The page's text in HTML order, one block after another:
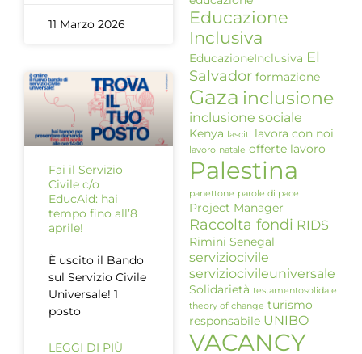
11 Marzo 2026
Fai il Servizio
Civile c/o
EducAid: hai
tempo fino all’8
aprile!
È uscito il Bando
sul Servizio Civile
Universale! 1
posto
LEGGI DI PIÙ
Educazione
Inclusiva
EducazioneInclusiva El
Salvador formazione
Gaza inclusione
inclusione sociale
Kenya lasciti lavora con noi
lavoro natale offerte lavoro
Palestina
panettone parole di pace
Project Manager
Raccolta fondi RIDS
Rimini Senegal
serviziocivile
serviziocivileuniversale
Solidarietà testamentosolidale
theory of change turismo
responsabile UNIBO
VACANCY